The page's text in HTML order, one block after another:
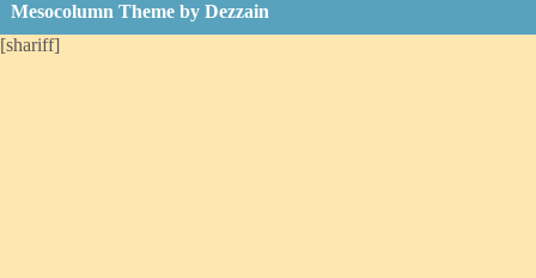
Mesocolumn Theme by Dezzain
[shariff]